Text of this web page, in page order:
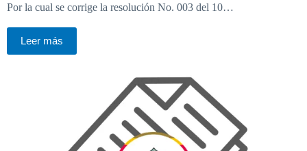
Por la cual se corrige la resolución No. 003 del 10…
Leer más